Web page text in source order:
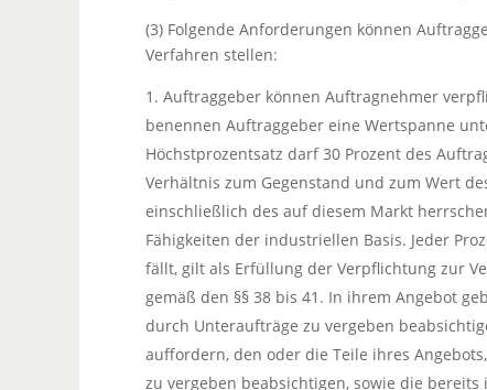
(3) Folgende Anforderungen können
Verfahren stellen:
Auftraggeber können Auftragnehmer
benennen Auftraggeber eine Wertspanne
Höchstprozentsatz darf 30 Prozent des
Verhältnis zum Gegenstand und zum Wert
einschließlich des auf diesem Markt
Fähigkeiten der industriellen Basis. Jeder
fällt, gilt als Erfüllung der Verpflichtung zur
gemäß den §§ 38 bis 41. In ihrem Angebot
durch Unteraufträge zu vergeben
auffordern, den oder die Teile ihres
zu vergeben beabsichtigen, sowie die